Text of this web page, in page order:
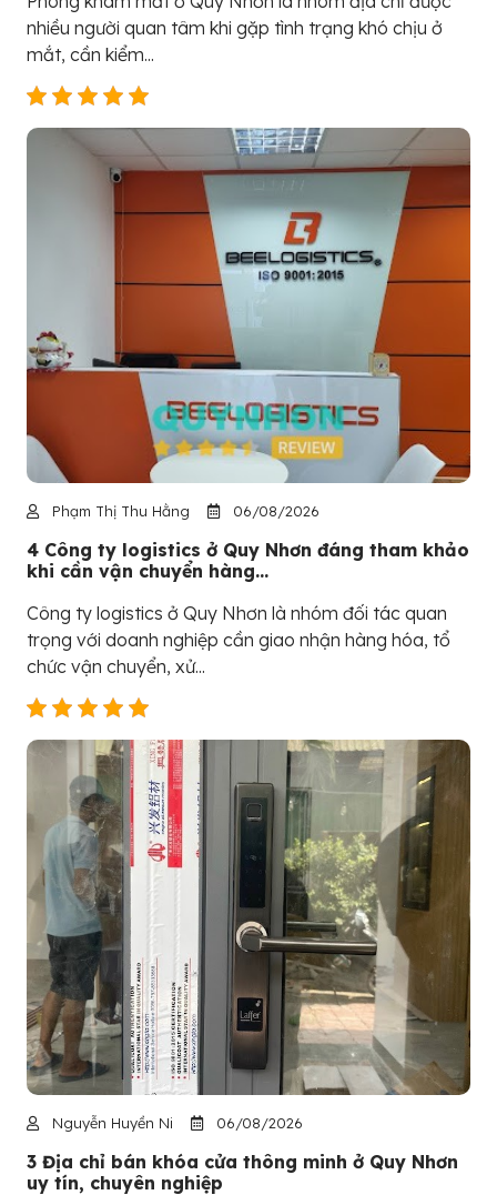
nhiều người quan tâm khi gặp tình trạng khó chịu ở
mắt, cần kiểm...
Phạm Thị Thu Hằng 06/08/2026
4 Công ty logistics ở Quy Nhơn đáng tham khảo
khi cần vận chuyển hàng...
Công ty logistics ở Quy Nhơn là nhóm đối tác quan
trọng với doanh nghiệp cần giao nhận hàng hóa, tổ
chức vận chuyển, xử...
Nguyễn Huyền Ni 06/08/2026
3 Địa chỉ bán khóa cửa thông minh ở Quy Nhơn
uy tín, chuyên nghiệp